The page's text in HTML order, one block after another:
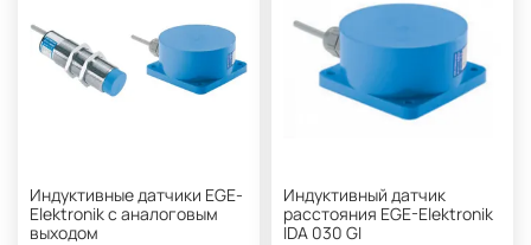
Индуктивные датчики EGE-
Elektronik с аналоговым
выходом
Индуктивный датчик
расстояния EGE-Elektronik
IDA 030 GI